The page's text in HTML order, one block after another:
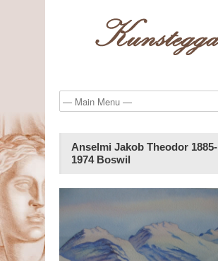
Anselmi Jakob Theodor 1885-
1974 Boswil